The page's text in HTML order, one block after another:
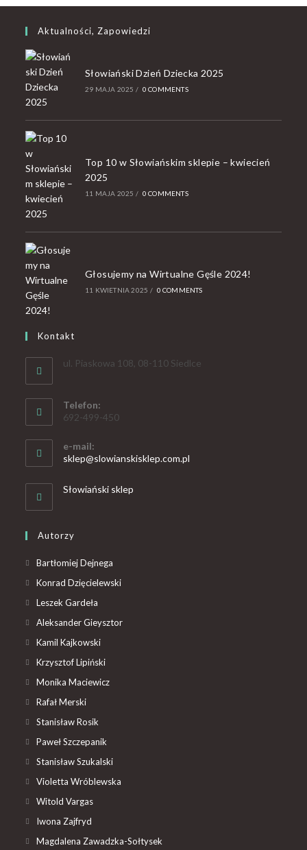
Aktualności, Zapowiedzi
Słowiański Dzień Dziecka 2025
29 MAJA 2025 / 0 COMMENTS
Top 10 w Słowiańskim sklepie – kwiecień
2025
11 MAJA 2025 / 0 COMMENTS
Głosujemy na Wirtualne Gęśle 2024!
11 KWIETNIA 2025 / 0 COMMENTS
Kontakt
ul. Piaskowa 108, 08-110 Siedlce
Telefon:
692-499-450
e-mail:
sklep@slowianskisklep.com.pl
Słowiański sklep
Autorzy
Bartłomiej Dejnega
Konrad Dzięcielewski
Leszek Gardeła
Aleksander Gieysztor
Kamil Kajkowski
Krzysztof Lipiński
Monika Maciewicz
Rafał Merski
Stanisław Rosik
Paweł Szczepanik
Stanisław Szukalski
Violetta Wróblewska
Witold Vargas
Iwona Zajfryd
Magdalena Zawadzka-Sołtysek